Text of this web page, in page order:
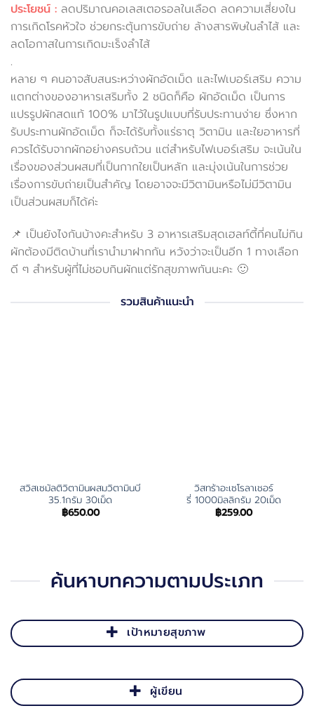
ประโยชน์ : ลดปริมาณคอเลสเตอรอลในเลือด ลดความเสี่ยงใน
การเกิดโรคหัวใจ ช่วยกระตุ้นการขับถ่าย ล้างสารพิษในลำไส้ และ
ลดโอกาสในการเกิดมะเร็งลำไส้
.
หลาย ๆ คนอาจสับสนระหว่างผักอัดเม็ด และไฟเบอร์เสริม ความ
แตกต่างของอาหารเสริมทั้ง 2 ชนิดก็คือ ผักอัดเม็ด เป็นการ
แปรรูปผักสดแท้ 100% มาไว้ในรูปแบบที่รับประทานง่าย ซึ่งหาก
รับประทานผักอัดเม็ด ก็จะได้รับทั้งแร่ธาตุ วิตามิน และใยอาหารที่
ควรได้รับจากผักอย่างครบถ้วน แต่สำหรับไฟเบอร์เสริม จะเน้นใน
เรื่องของส่วนผสมที่เป็นกากใยเป็นหลัก และมุ่งเน้นในการช่วย
เรื่องการขับถ่ายเป็นสำคัญ โดยอาจจะมีวิตามินหรือไม่มีวิตามิน
เป็นส่วนผสมก็ได้ค่ะ
📌 เป็นยังไงกันบ้างคะสำหรับ 3 อาหารเสริมสุดเฮลท์ตี้ที่คนไม่กิน
ผักต้องมีติดบ้านที่เรานำมาฝากกัน หวังว่าจะเป็นอีก 1 ทางเลือก
ดี ๆ สำหรับผู้ที่ไม่ชอบกินผักแต่รักสุขภาพกันนะคะ 🙂
รวมสินค้าแนะนำ
สวิสเซมัลติวิตามินผสมวิตามินบี
35.1กรัม 30เม็ด
฿650.00
วิสทร้าอะเซโรลาเชอร์
รี่ 1000มิลลิกรัม 20เม็ด
฿259.00
ค้นหาบทความตามประเภท
เป้าหมายสุขภาพ
ผู้เขียน